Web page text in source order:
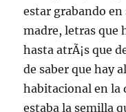
estar grabando en
madre, letras que
hasta atrÃ¡s que
de saber que hay
habitacional en la
estaba la semilla